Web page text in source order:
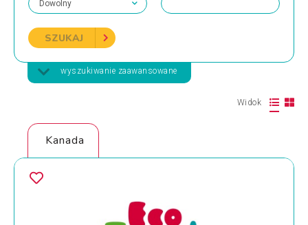
SZUKAJ
wyszukiwanie zaawansowane
Widok
Kanada